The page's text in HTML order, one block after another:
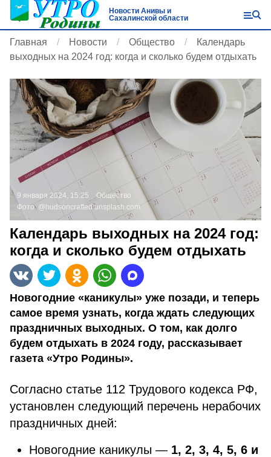
Новости Анивы и
Сахалинской области
Главная Новости Общество
Календарь
выходных на 2024 год: когда и сколько будем отдыхать
9 января 2024, 15:25
Общество
Фото: @hudsoncrafted unsplash.com
Календарь выходных на 2024 год:
когда и сколько будем отдыхать
Новогодние «каникулы» уже позади, и теперь
самое время узнать, когда ждать следующих
праздничных выходных. О том, как долго
будем отдыхать в 2024 году, рассказывает
газета «Утро Родины».
Согласно статье 112 Трудового кодекса РФ,
установлен следующий перечень нерабочих
праздничных дней:
Новогодние каникулы — 1, 2, 3, 4, 5, 6 и